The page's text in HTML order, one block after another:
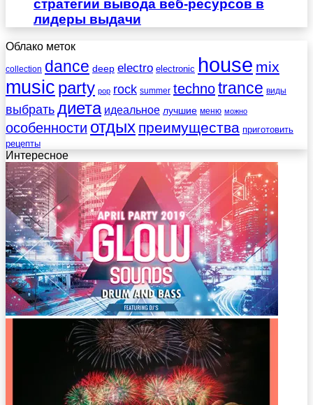
стратегии вывода веб-ресурсов в
лидеры выдачи
Облако меток
collection dance deep electro electronic house mix
music party pop rock summer technotrance виды
выбратьдиета идеальное лучшие меню можно
особенности отдых преимущества приготовить
рецепты
Интересное